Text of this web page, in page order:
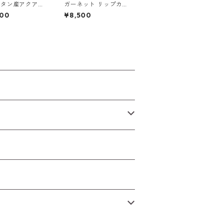
ン産アクアマ
石
ガーネット リップカッ
トルース 2.0ct 12mm
*6mm*4mm
¥8,500